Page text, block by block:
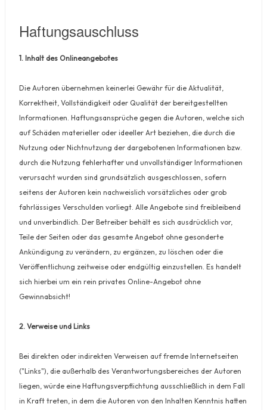
Haftungsauschluss
1. Inhalt des Onlineangebotes
Die Autoren übernehmen keinerlei Gewähr für die Aktualität,
Korrektheit, Vollständigkeit oder Qualität der bereitgestellten
Informationen. Haftungsansprüche gegen die Autoren, welche sich
auf Schäden materieller oder ideeller Art beziehen, die durch die
Nutzung oder Nichtnutzung der dargebotenen Informationen bzw.
durch die Nutzung fehlerhafter und unvollständiger Informationen
verursacht wurden sind grundsätzlich ausgeschlossen, sofern
seitens der Autoren kein nachweislich vorsätzliches oder grob
fahrlässiges Verschulden vorliegt. Alle Angebote sind freibleibend
und unverbindlich. Der Betreiber behält es sich ausdrücklich vor,
Teile der Seiten oder das gesamte Angebot ohne gesonderte
Ankündigung zu verändern, zu ergänzen, zu löschen oder die
Veröffentlichung zeitweise oder endgültig einzustellen. Es handelt
sich hierbei um ein rein privates Online-Angebot ohne
Gewinnabsicht!
2. Verweise und Links
Bei direkten oder indirekten Verweisen auf fremde Internetseiten
("Links"), die außerhalb des Verantwortungsbereiches der Autoren
liegen, würde eine Haftungsverpflichtung ausschließlich in dem Fall
in Kraft treten, in dem die Autoren von den Inhalten Kenntnis hatten